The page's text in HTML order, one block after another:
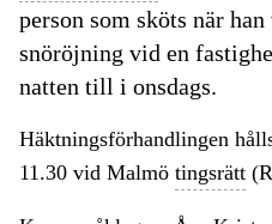
person som sköts när
snöröjning vid en
natten till i onsdags.
Häktningsförhandlingen
11.30 vid Malmö tingsrätt